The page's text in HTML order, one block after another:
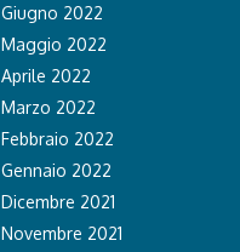
Giugno 2022
Maggio 2022
Aprile 2022
Marzo 2022
Febbraio 2022
Gennaio 2022
Dicembre 2021
Novembre 2021